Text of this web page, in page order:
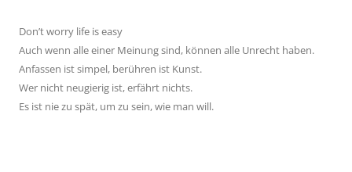
Don’t worry life is easy
Auch wenn alle einer Meinung sind, können alle Unrecht haben.
Anfassen ist simpel, berühren ist Kunst.
Wer nicht neugierig ist, erfährt nichts.
Es ist nie zu spät, um zu sein, wie man will.